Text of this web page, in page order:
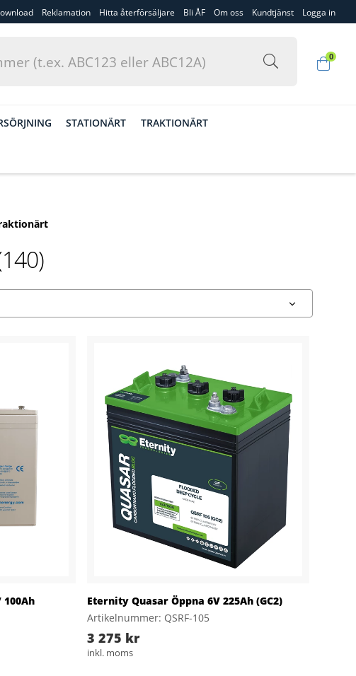
Reklamation Hitta återförsäljare Bli ÅF Om oss Kundtjänst Logga in
0
STATIONÄRT TRAKTIONÄRT
Eternity Quasar Öppna 6V 225Ah (GC2)
Artikelnummer: QSRF-105
3 275 kr
inkl. moms